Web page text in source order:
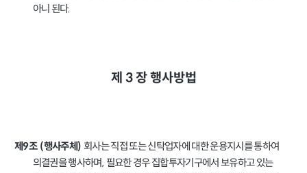
아니 된다.
제 3장행사방법
제9조(행사주체 ) 회사는 직접 또는 신탁업자에 대한 운용지시를 통하여
의결권을 행사하며, 필요한 경우 집합투자기구에서 보유하고 있는